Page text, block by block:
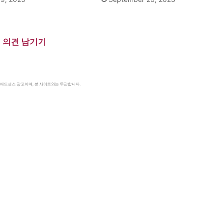
의견 남기기
드센스 광고이며, 본 사이트와는 무관합니다.